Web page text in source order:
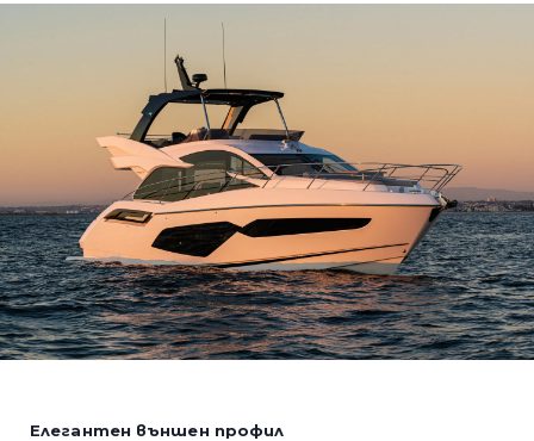
Елегантен външен профил